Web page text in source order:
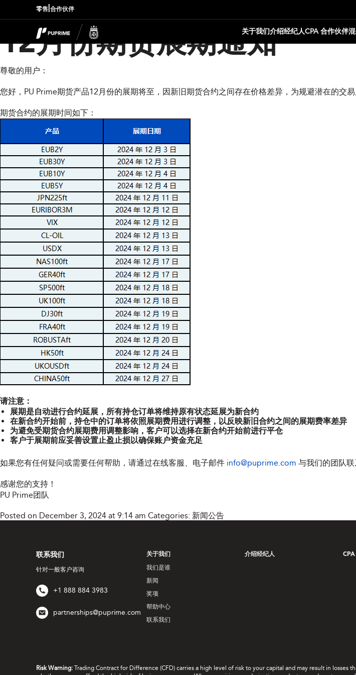
零售 合作伙伴
关于我们介绍经纪人CPA 合作伙伴
12月份期货展期通知
尊敬的用户：
您好，PU Prime期货产品12月份的展期将至，因新旧期货合约之间存在价格差异，为规避潜在的交易
期货合约的展期时间如下：
请注意：
展期是自动进行合约延展，所有持仓订单将维持原有状态延展为新合约
在新合约开始前，持仓中的订单将依照展期费用进行调整，以反映新旧合约之间的展期费率差异
为避免受期货合约展期费用调整影响，客户可以选择在新合约开始前进行平仓
客户于展期前应妥善设置止盈止损以确保账户资金充足
如果您有任何疑问或需要任何帮助，请通过在线客服、电子邮件 info@puprime.com 与我们的团队联
感谢您的支持！
PU Prime团队
Posted on December 3, 2024 at 9:14 am Categories: 新闻公告
联系我们
针对一般客户咨询
+1 888 884 3983
partnerships@puprime.com
关于我们
我们是谁
新闻
奖项
帮助中心
联系我们
介绍经纪人
Risk Warning: Trading Contract for Difference (CFD) carries a high level of risk to your capital and may result in